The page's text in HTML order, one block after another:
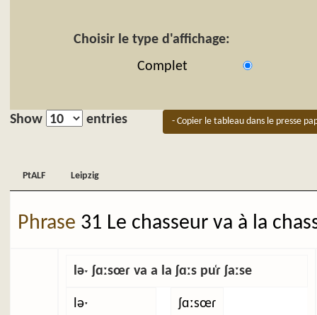
Choisir le type d'affichage:
Complet
Show entries - Copier le tableau dans le presse
PtALF Leipzig
Phrase 31 Le chasseur va à la
ləˑ ʃɑːsœɾ va a la ʃɑːs pu̜ɾ ʃaːse
ləˑ
ʃɑːsœɾ